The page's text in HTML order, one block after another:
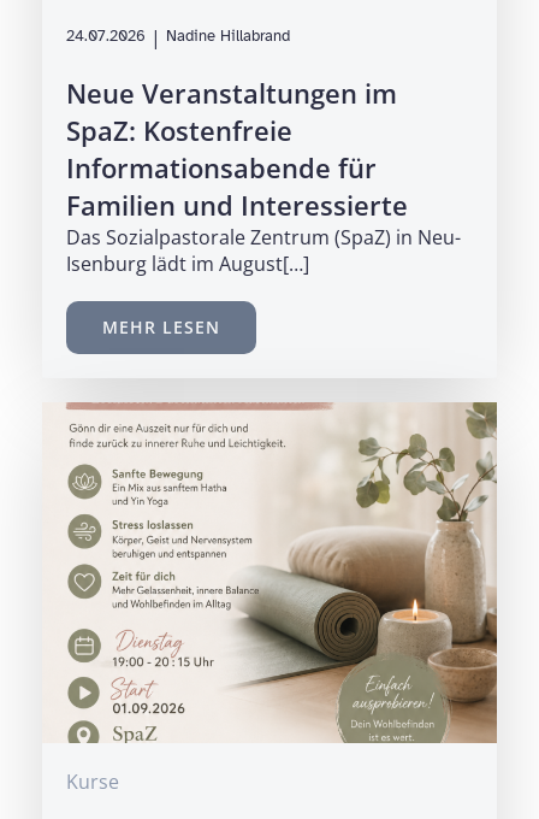
24.07.2026 | Nadine Hillabrand
Neue Veranstaltungen im
SpaZ: Kostenfreie
Informationsabende für
Familien und Interessierte
Das Sozialpastorale Zentrum (SpaZ) in Neu-
Isenburg lädt im August[…]
MEHR LESEN
Kurse